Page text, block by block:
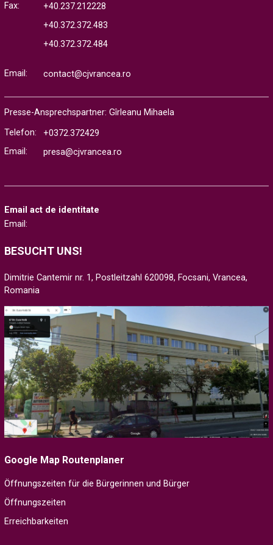
Fax:
+40.237.212228
+40.372.372.483
+40.372.372.484
Email: contact@cjvrancea.ro
Presse-Ansprechspartner: Gîrleanu Mihaela
Telefon:
+0372.372429
Email:
presa@cjvrancea.ro
Email act de identitate
Email:
BESUCHT UNS!
Dimitrie Cantemir nr. 1, Postleitzahl 620098, Focsani, Vrancea,
Romania
Google Map Routenplaner
Öffnungszeiten für die Bürgerinnen und Bürger
Öffnungszeiten
Erreichbarkeiten